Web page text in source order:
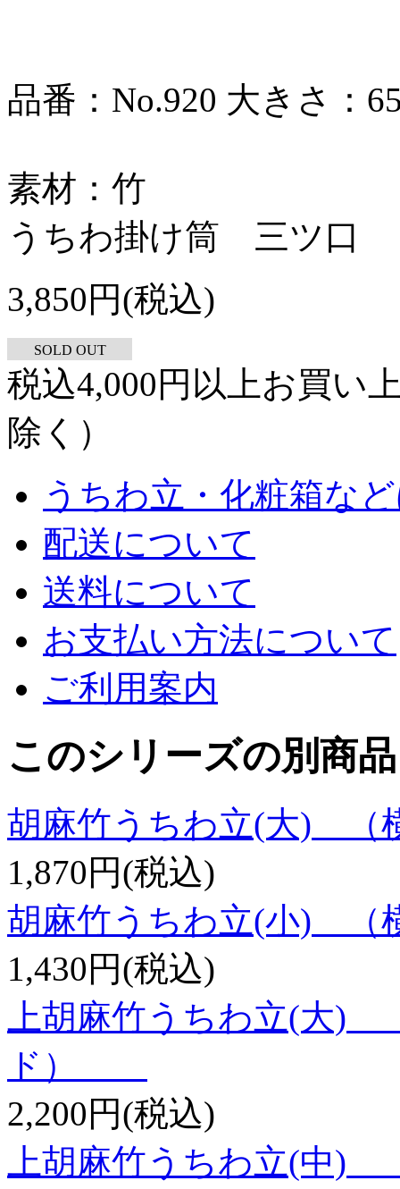
品番：No.920 大きさ：
素材：竹
うちわ掛け筒 三ツ口
3,850円(税込)
SOLD OUT
税込4,000円以上お買い
除く）
うちわ立・化粧箱な
配送について
送料について
お支払い方法について
ご利用案内
このシリーズの別商品
胡麻竹うちわ立(大)
1,870円(税込)
胡麻竹うちわ立(小)
1,430円(税込)
上胡麻竹うちわ立(大)
ド）
2,200円(税込)
上胡麻竹うちわ立(中)